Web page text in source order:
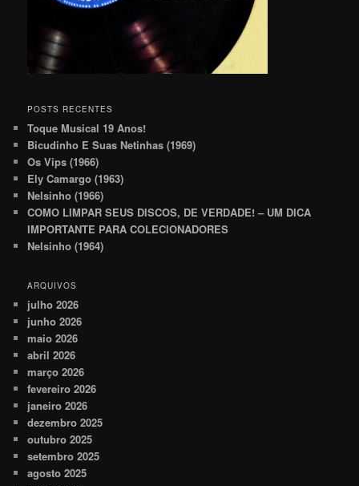
POSTS RECENTES
Toque Musical 19 Anos!
Bicudinho E Suas Netinhas (1969)
Os Vips (1966)
Ely Camargo (1963)
Nelsinho (1966)
COMO LIMPAR SEUS DISCOS, DE VERDADE! – UM DICA
IMPORTANTE PARA COLECIONADORES
Nelsinho (1964)
ARQUIVOS
julho 2026
junho 2026
maio 2026
abril 2026
março 2026
fevereiro 2026
janeiro 2026
dezembro 2025
outubro 2025
setembro 2025
agosto 2025